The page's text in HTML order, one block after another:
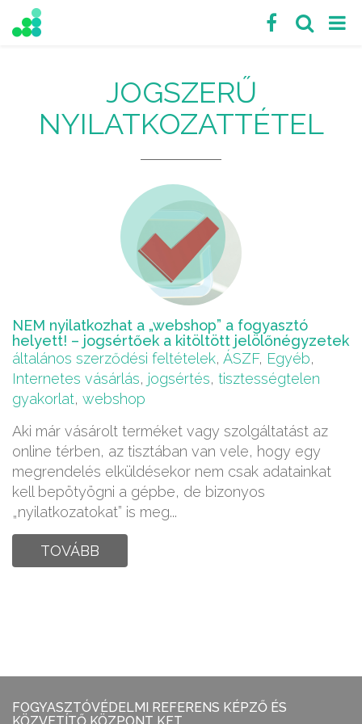
JOGSZERŰ
NYILATKOZATTÉTEL
NEM nyilatkozhat a „webshop” a fogyasztó
helyett! – jogsértőek a kitöltött jelölőnégyzetek
általános szerződési feltételek, ÁSZF, Egyéb,
Internetes vásárlás, jogsértés, tisztességtelen
gyakorlat, webshop
Aki már vásárolt terméket vagy szolgáltatást az
online térben, az tisztában van vele, hogy egy
megrendelés elküldésekor nem csak adatainkat
kell bepötyögni a gépbe, de bizonyos
„nyilatkozatokat” is meg...
TOVÁBB
FOGYASZTÓVÉDELMI REFERENS KÉPZŐ ÉS